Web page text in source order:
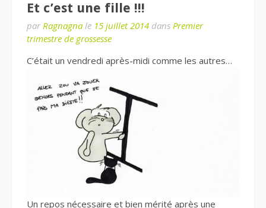
Et c’est une fille !!!
par Ragnagna le 15 juillet 2014 dans Premier
trimestre de grossesse
C’était un vendredi après-midi comme les autres…
Un repos nécessaire et bien mérité après une